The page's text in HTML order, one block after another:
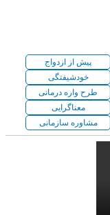
پیش از ازدواج
خودشیفتگی
طرح واره درمانی
معناگرایی
مشاوره سازمانی